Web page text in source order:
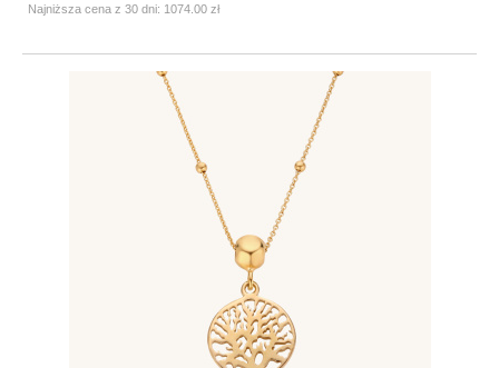
Najniższa cena z 30 dni: 1074.00 zł